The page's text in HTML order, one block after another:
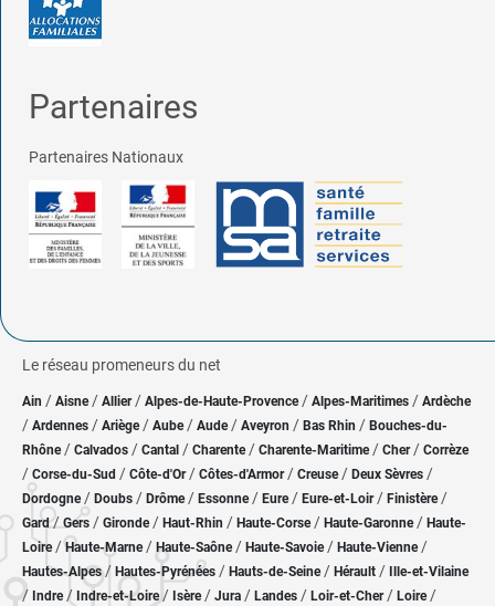
Partenaires
Partenaires Nationaux
Le réseau promeneurs du net
Ain / Aisne/ Allier/ Alpes-de-Haute-Provence / Alpes-Maritimes / Ardèche
/ Ardennes / Ariège/ Aube/ Aude / Aveyron / Bas Rhin / Bouches-du-
Rhône/ Calvados / Cantal / Charente / Charente-Maritime/ Cher / Corrèze
/ Corse-du-Sud / Côte-d'Or / Côtes-d'Armor/ Creuse/ Deux Sèvres /
Dordogne/ Doubs / Drôme/ Essonne / Eure/ Eure-et-Loir / Finistère/
Gard/Gers / Gironde/ Haut-Rhin / Haute-Corse/ Haute-Garonne/ Haute-
Loire/Haute-Marne/ Haute-Saône/ Haute-Savoie/ Haute-Vienne/
Hautes-Alpes/ Hautes-Pyrénées / Hauts-de-Seine/ Hérault / Ille-et-Vilaine
/ Indre/ Indre-et-Loire/ Isère/ Jura / Landes / Loir-et-Cher/ Loire/